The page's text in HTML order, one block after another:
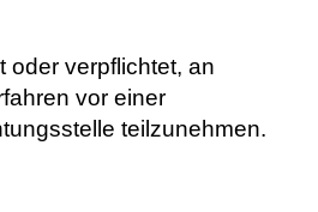
oder verpflichtet, an
vor einer
teilzunehmen.